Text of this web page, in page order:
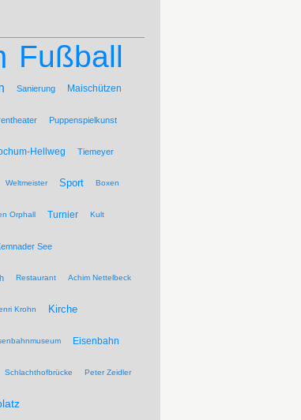
Fußball
Sanierung Maischützen
Puppenspielkunst
Hellweg Tiemeyer
Weltmeister Sport Boxen
Orphall Turnier Kult
See
Restaurant Achim Nettelbeck
Krohn Kirche
Eisenbahn
Schlachthofbrücke Peter Zeidler